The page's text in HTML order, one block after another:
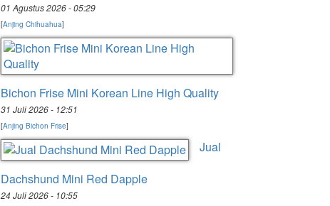
01 Agustus 2026 - 05:29
[Anjing Chihuahua]
Bichon Frise Mini Korean Line High Quality
31 Juli 2026 - 12:51
[Anjing Bichon Frise]
Jual
Dachshund Mini Red Dapple
24 Juli 2026 - 10:55